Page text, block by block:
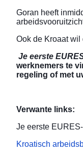
Goran heeft
Ook de Kroaat wil
Je eerste
werknemers te
regeling of met
Verwante links:
Je eerste
Kroatisch